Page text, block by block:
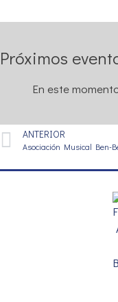
Próximos
En este
ANTERIOR
Asociación Musical Ben-